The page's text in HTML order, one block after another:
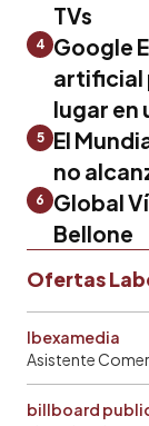
TVs
4 Google
artificial
lugar en
5
El
no
6
Global
Bellone
Ofertas
Ibexamedia
Asistente
billboard